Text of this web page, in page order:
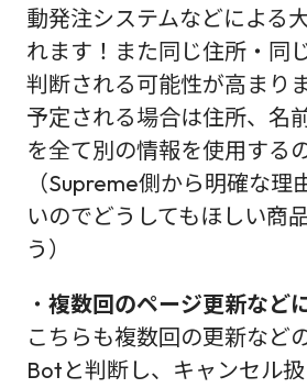
動発注システムなどによる
れます！また同じ住所・同
判断される可能性が高まり
予定される場合は住所、名
を全て別の情報を使用する
（Supreme側から明確な理
いのでどうしてもほしい商
う）
・ 複数回のページ更新など
こちらも複数回の更新など
Botと判断し、キャンセル